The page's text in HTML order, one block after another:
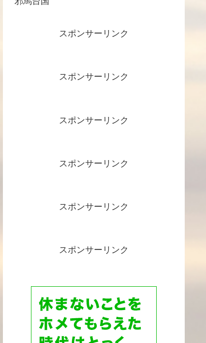
スポンサーリンク
スポンサーリンク
スポンサーリンク
スポンサーリンク
スポンサーリンク
スポンサーリンク